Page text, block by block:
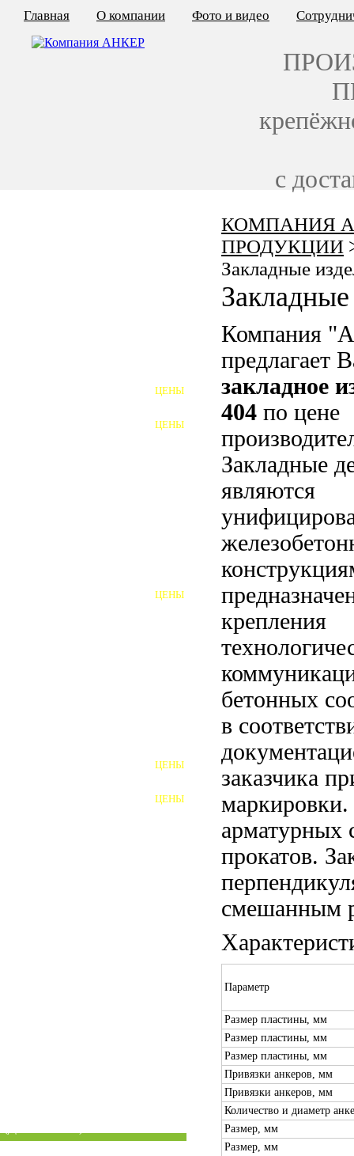
КОМПАНИЯ
ПРОДУКЦИИ
Закладные
Компания
предлагает
закладное
404 по цене
Закладные
являются
крепления
бетонных
в
заказчика
маркировки.
арматурных
прокатов.
смешанным
Параметр
Размер пластины, мм
Размер пластины, мм
Размер пластины, мм
Привязки анкеров, мм
Привязки анкеров, мм
Количество и диаметр
Размер, мм
Размер, мм
ЦЕНЫ
ЦЕНЫ
ШАЙБЫ ФУНДАМЕНТНЫЕ
ЦЕНЫ
ЦЕНЫ
ЦЕНЫ
Главная О компании Фото и видео
с